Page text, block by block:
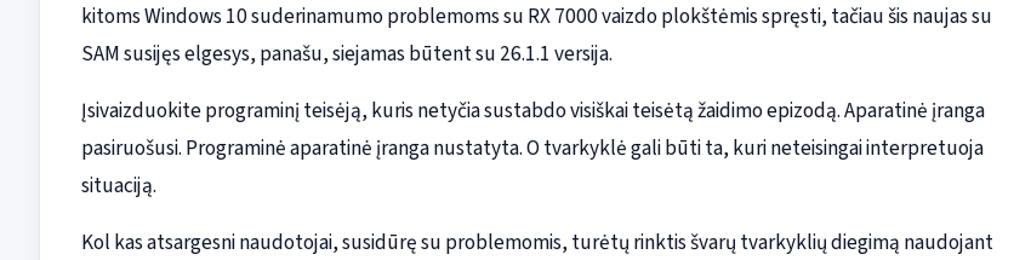
kitoms Windows 10 suderinamumo problemoms su RX 7000 vaizdo plokštėmis spręsti, tačiau šis naujas su
SAM susijęs elgesys, panašu, siejamas būtent su 26.1.1 versija.
Įsivaizduokite programinį teisėją, kuris netyčia sustabdo visiškai teisėtą žaidimo epizodą. Aparatinė įranga
pasiruošusi. Programinė aparatinė įranga nustatyta. O tvarkyklė gali būti ta, kuri neteisingai interpretuoja
situaciją.
Kol kas atsargesni naudotojai, susidūrę su problemomis, turėtų rinktis švarų tvarkyklių diegimą naudojant